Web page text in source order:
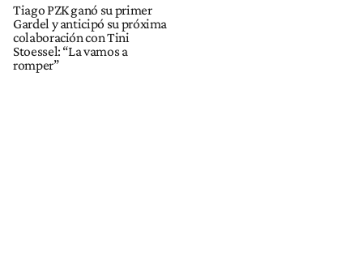
Tiago PZK ganó su primer
Gardel y anticipó su próxima
colaboración con Tini
Stoessel: “La vamos a
romper”